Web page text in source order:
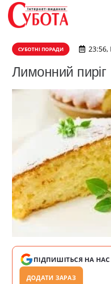
СУБОТНІ ПОРАДИ 23:56,
Лимонний пиріг
ПІДПИШІТЬСЯ НА НАС
ДОДАТИ ЗАРАЗ